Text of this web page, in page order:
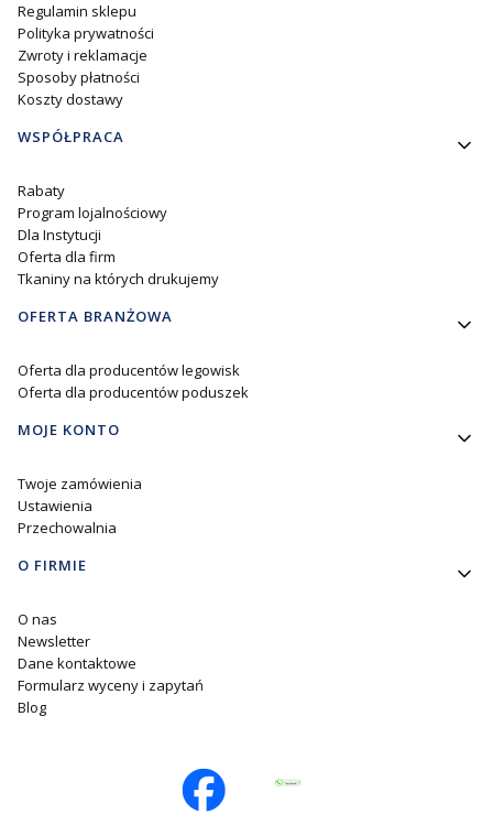
Regulamin sklepu
Polityka prywatności
Zwroty i reklamacje
Sposoby płatności
Koszty dostawy
WSPÓŁPRACA
Rabaty
Program lojalnościowy
Dla Instytucji
Oferta dla firm
Tkaniny na których drukujemy
OFERTA BRANŻOWA
Oferta dla producentów legowisk
Oferta dla producentów poduszek
MOJE KONTO
Twoje zamówienia
Ustawienia
Przechowalnia
O FIRMIE
O nas
Newsletter
Dane kontaktowe
Formularz wyceny i zapytań
Blog